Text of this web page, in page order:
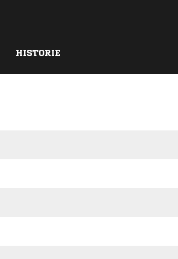
HISTORIE